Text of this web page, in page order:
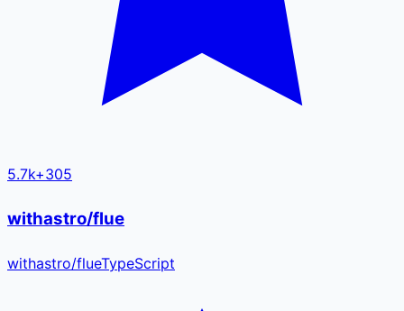
5.7k+305
withastro/flue
withastro/flueTypeScript